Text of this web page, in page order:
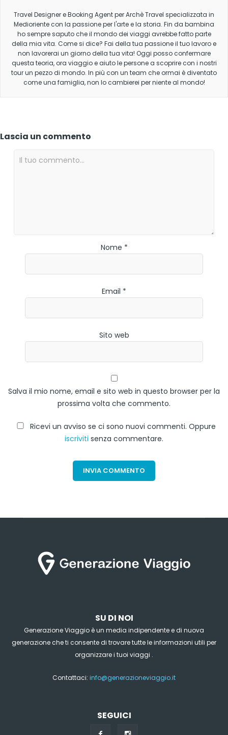
Travel Designer e Booking Agent per Archè Travel specializzata in
Medioriente con la passione per l'arte e la storia. Fin da bambina
ho sempre saputo che il mondo dei viaggi avrebbe fatto parte
della mia vita. Come si dice? Fai della tua passione il tuo lavoro e
non lavorerai un giorno della tua vita! Oggi posso confermare
questa teoria, ora viaggio e aiuto le persone a scoprire con i nostri
tour un pezzo di mondo. In più con un team che ormai è diventato
come una famiglia, non lo cambierei per niente al mondo!
Lascia un commento
Nome *
Email *
Sito web
Salva il mio nome, email e sito web in questo browser per la
prossima volta che commento.
Ricevi un avviso se ci sono nuovi commenti. Oppure
iscriviti senza commentare.
SU DI NOI
Generazione Viaggio è un media indipendente e di nuova
generazione che ti consente di trovare tutte le informazioni utili per
organizzare i tuoi viaggi .
Contattaci: info@generazioneviaggio.it
SEGUICI